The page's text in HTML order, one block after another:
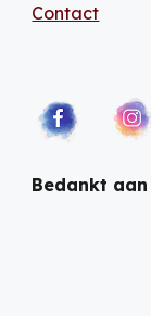
Contact
Bedankt